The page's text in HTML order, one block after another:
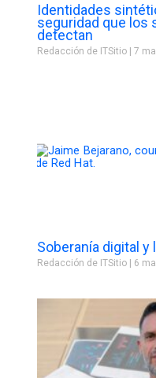
Identidades
seguridad que los
detectan
Redacción de ITSitio 7
Soberanía digital
Redacción de ITSitio 6